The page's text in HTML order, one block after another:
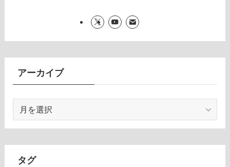
アーカイブ
カ
イ
タグ